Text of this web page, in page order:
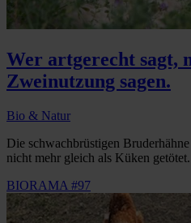
Wer artgerecht sagt,
Zweinutzung sagen.
Bio & Natur
Die schwachbrüstigen
nicht mehr gleich als Küken
BIORAMA #97